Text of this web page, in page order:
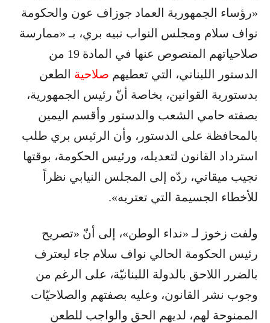
«رؤساء الجمهورية العماد جوزاف عون والحكومة
نواف سلام ومجلس النواب نبيه بري، بـ «ممارسة
صلاحياتهم المنصوص عنها في المادة 19 من
الدستور اللبناني، التي تعطيهم صلاحية الطعن
بدستورية القوانين، بخاصة أنّ رئيس الجمهورية،
بصفته حامي الشعب والدستور وأقسم اليمين
بالمحافظة على الدستور، وأن الرئيس بري طلب
استرداد القانون لتعديله، ورئيس الحكومة، بوقتها
نجيب ميقاتي، ردّه إلى المجلس النيابي نظراً
للأخطاء الجسيمة التي تعتريه».
ولفت زخوز لـ «نداء الوطن»، إلى أنّ «تصريح
رئيس الحكومة الحالي نواف سلام جاء ليعترف
بالضرر اللاحق بالدولة اللبنانيّة، على الرغم من
وجوب نشر القانون، وعليه بصفتهم والصلاحيّات
الممنوحة لهم، لديهم الحق والواجب للطعن